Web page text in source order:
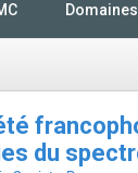
Domaines
du